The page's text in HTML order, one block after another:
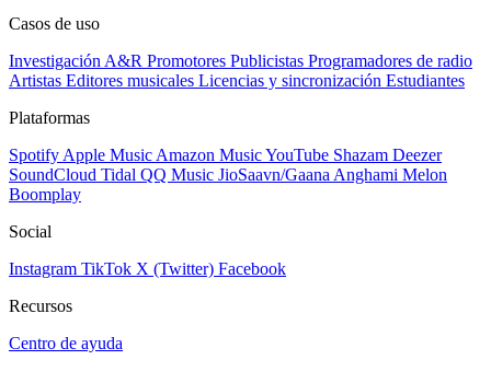
Casos de uso
Investigación A&R Promotores Publicistas Programadores de radio
Artistas Editores musicales Licencias y sincronización Estudiantes
Plataformas
Spotify Apple Music Amazon MusicYouTube Shazam Deezer
SoundCloud Tidal QQ Music JioSaavn/Gaana Anghami Melon
Boomplay
Social
Instagram TikTok X (Twitter) Facebook
Recursos
Centro de ayuda